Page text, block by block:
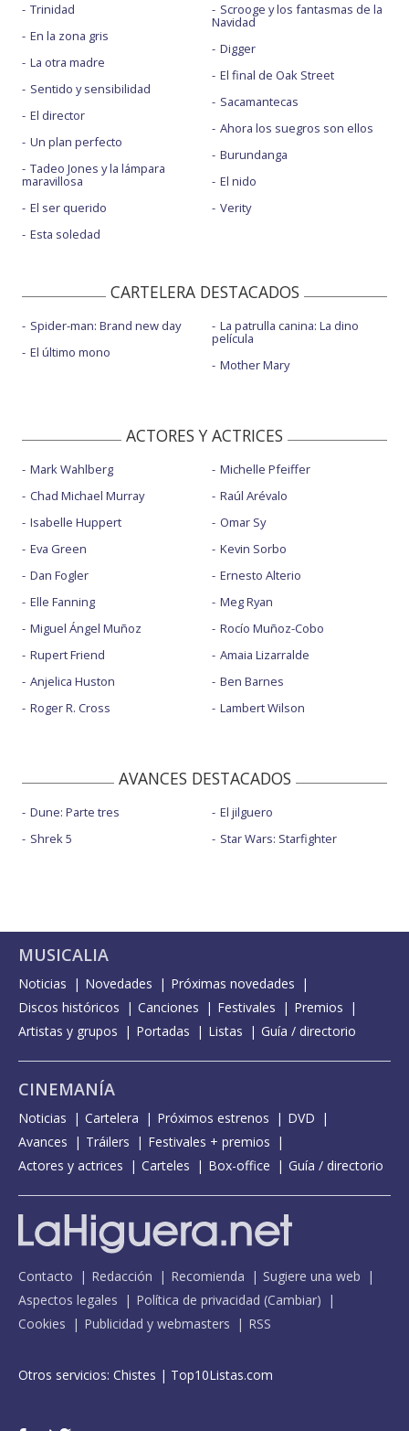
Trinidad
En la zona gris
La otra madre
Sentido y sensibilidad
El director
Un plan perfecto
Tadeo Jones y la lámpara
maravillosa
El ser querido
Esta soledad
Scrooge y los fantasmas de la
Navidad
Digger
El final de Oak Street
Sacamantecas
Ahora los suegros son ellos
Burundanga
El nido
Verity
CARTELERA DESTACADOS
Spider-man: Brand new day
El último mono
La patrulla canina: La dino
película
Mother Mary
ACTORES Y ACTRICES
Mark Wahlberg
Chad Michael Murray
Isabelle Huppert
Eva Green
Dan Fogler
Elle Fanning
Miguel Ángel Muñoz
Rupert Friend
Anjelica Huston
Roger R. Cross
Michelle Pfeiffer
Raúl Arévalo
Omar Sy
Kevin Sorbo
Ernesto Alterio
Meg Ryan
Rocío Muñoz-Cobo
Amaia Lizarralde
Ben Barnes
Lambert Wilson
AVANCES DESTACADOS
Dune: Parte tres
Shrek 5
El jilguero
Star Wars: Starfighter
MUSICALIA
Noticias Novedades
Próximas novedades
Discos históricos
Canciones Festivales
Premios
Artistas y grupos
Portadas Listas Guía / directorio
CINEMANÍA
Noticias Cartelera Próximos estrenos
DVD
Avances
Tráilers
Festivales + premios
Actores y actrices
Carteles Box-office Guía / directorio
Contacto Redacción Recomienda
Sugiere una web
Aspectos legales
Política de privacidad (Cambiar)
Cookies
Publicidad y webmasters RSS
Otros servicios: Chistes | Top10Listas.com